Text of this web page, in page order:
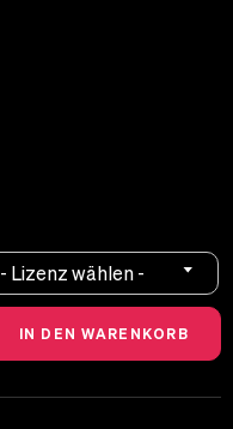
- Lizenz wählen -